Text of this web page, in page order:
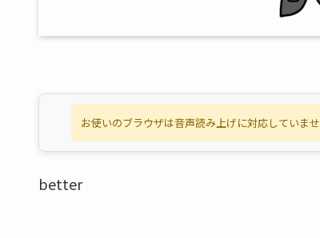
お使いのブラウザは音声読み上げに対応していませ
better